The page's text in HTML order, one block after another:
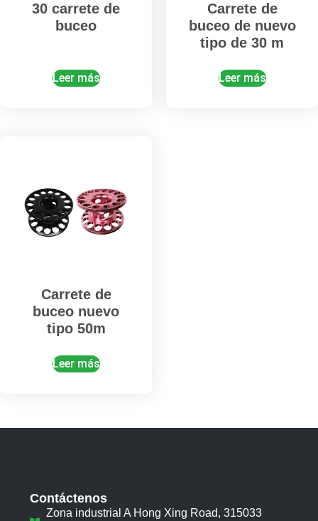
30 carrete de
buceo
Leer más
Carrete de
buceo de nuevo
tipo de 30 m
Leer más
Carrete de
buceo nuevo
tipo 50m
Leer más
Contáctenos
Zona industrial A Hong Xing Road, 315033